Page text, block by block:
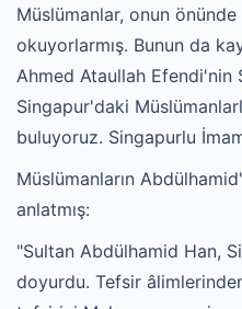
Müslümanlar, onun
okuyorlarmış. Bunun da
Ahmed Ataullah Efendi'nin
Singapur'daki
buluyoruz. Singapurlu
Müslümanların
anlatmış:
"Sultan Abdülhamid Han,
doyurdu. Tefsir